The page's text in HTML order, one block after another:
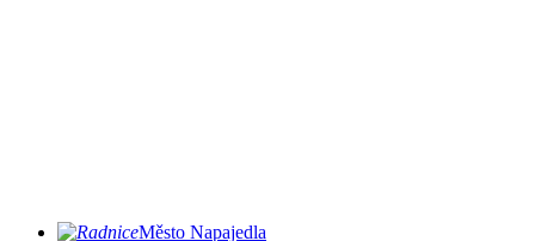
Město Napajedla